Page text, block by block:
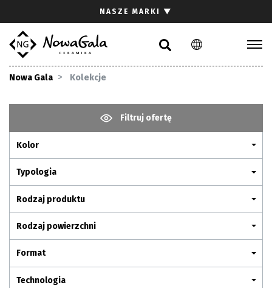
PL EN
NASZE MARKI ▼
Nowa Gala Kolekcje
Filtruj ofertę
Kolor
Typologia
Rodzaj produktu
Rodzaj powierzchni
Format
Technologia
Gdzie kupić
Pliki do pobrania
Pytania i odpowiedzi
Kariera
Kontakt
Komunikacja z akcjonariuszami